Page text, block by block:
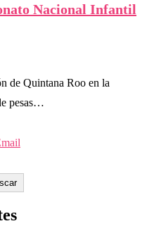
Nacional Infantil
de Quintana Roo en la
pesas…